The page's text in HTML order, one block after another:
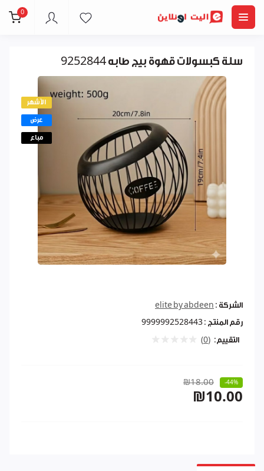
0
سلة كبسولات قهوة بيج طابه 9252844
الأشهر
عرض
مباع
الشركة : elite by abdeen
رقم المنتج : 9999992528443
التقييم: (0)
₪18.00 -44%
₪10.00